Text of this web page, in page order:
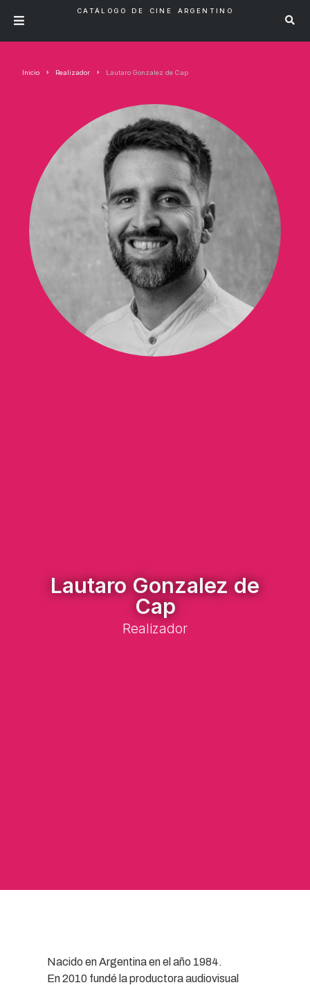
CATÁLOGO DE CINE ARGENTINO
Inicio Realizador Lautaro Gonzalez de Cap
Lautaro Gonzalez de
Cap
Realizador
Nacido en Argentina en el año 1984.
En 2010 fundé la productora audiovisual